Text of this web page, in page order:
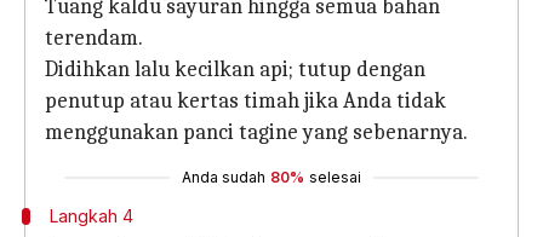
Tuang kaldu sayuran hingga semua bahan
terendam.
Didihkan lalu kecilkan api; tutup dengan
penutup atau kertas timah jika Anda tidak
menggunakan panci tagine yang sebenarnya.
Anda sudah 80% selesai
Langkah 4